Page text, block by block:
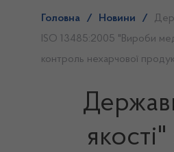
Головна / Новини /
ISO 13485:2005 "Вироби
контроль нехарчової